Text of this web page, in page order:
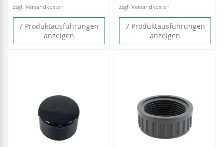
zzgl. Versandkosten
7 Produktausführungen
anzeigen
zzgl. Versandkosten
7 Produktausführungen
anzeigen